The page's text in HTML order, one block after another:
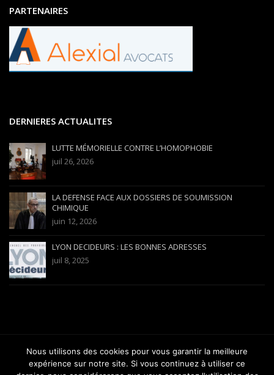
PARTENAIRES
DERNIERES ACTUALITES
LUTTE MÉMORIELLE CONTRE L’HOMOPHOBIE
juil 26, 2026
LA DEFENSE FACE AUX DOSSIERS DE SOUMISSION
CHIMIQUE
juin 12, 2026
LYON DECIDEURS : LES BONNES ADRESSES
juil 8, 2025
Copyright 2012-2025 Avocat Versini-Bullara - Barreau de Lyon |
gabrielversini@wanadoo.fr
Nous utilisons des cookies pour vous garantir la meilleure
expérience sur notre site. Si vous continuez à utiliser ce